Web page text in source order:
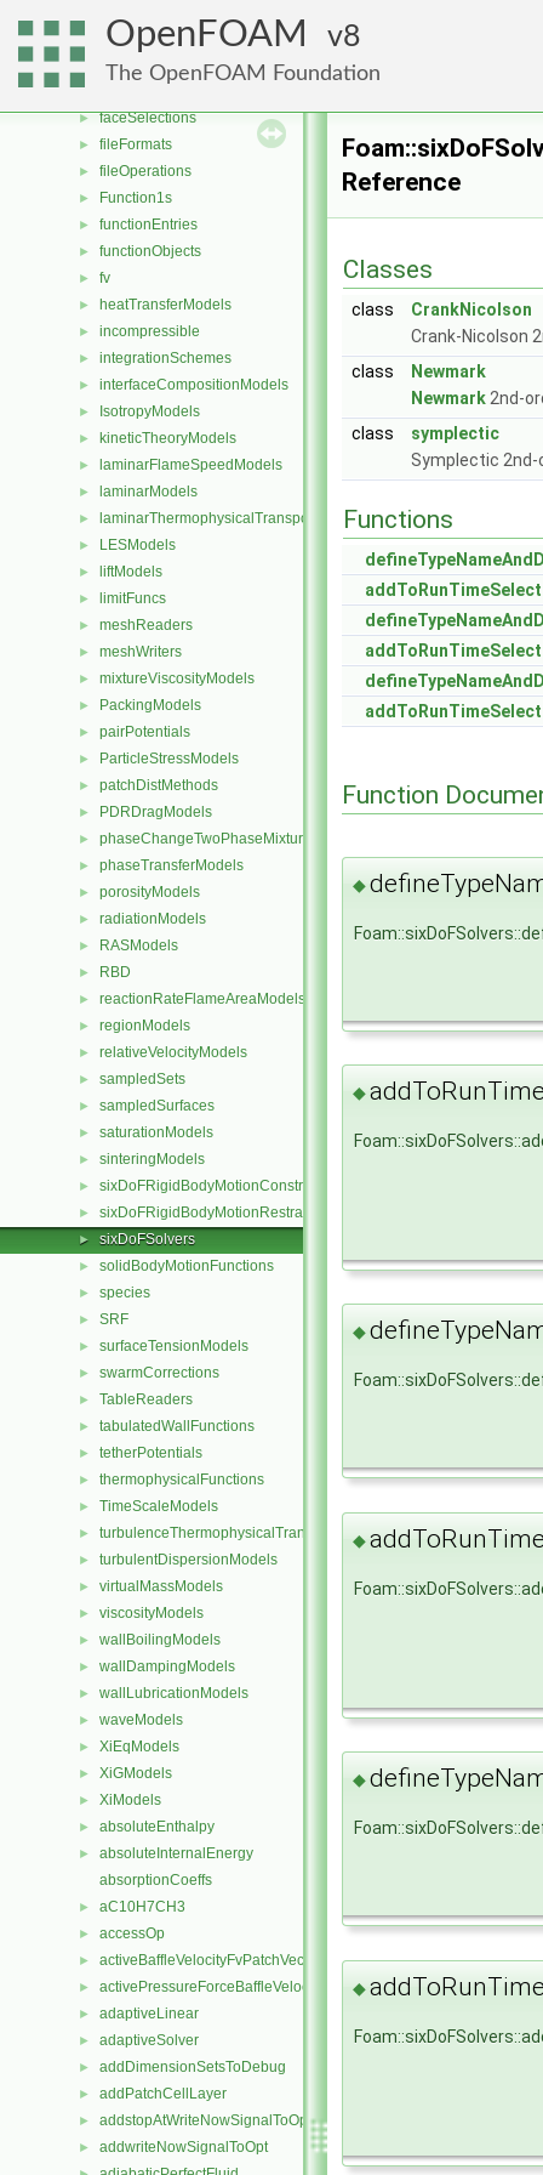
OpenFOAM 8
The OpenFOAM Foundation
► dragModels
► energyScalingFunctions
►
► faceSelections
► fileFormats
► fileOperations
► Function1s
► functionEntries
► functionObjects
► fv
► heatTransferModels
► incompressible
► integrationSchemes
► interfaceCompositionModels
► IsotropyModels
► kineticTheoryModels
► laminarFlameSpeedModels
► laminarModels
► laminarThermophysicalTransportModels
► LESModels
► liftModels
► limitFuncs
► meshReaders
► meshWriters
► mixtureViscosityModels
► PackingModels
► pairPotentials
► ParticleStressModels
► patchDistMethods
► PDRDragModels
► phaseChangeTwoPhaseMixtures
► phaseTransferModels
► porosityModels
► radiationModels
► RASModels
► RBD
► reactionRateFlameAreaModels
► regionModels
► relativeVelocityModels
► sampledSets
► sampledSurfaces
► saturationModels
► sinteringModels
► sixDoFRigidBodyMotionConstraints
► sixDoFRigidBodyMotionRestraints
► sixDoFSolvers
► solidBodyMotionFunctions
► species
► SRF
► surfaceTensionModels
► swarmCorrections
► TableReaders
► tabulatedWallFunctions
► tetherPotentials
► thermophysicalFunctions
► TimeScaleModels
► turbulenceThermophysicalTransportModels
► turbulentDispersionModels
► virtualMassModels
► viscosityModels
► wallBoilingModels
► wallDampingModels
► wallLubricationModels
► waveModels
► XiEqModels
► XiGModels
► XiModels
► absoluteEnthalpy
►
absoluteInternalEnergy
absorptionCoeffs
► aC10H7CH3
► accessOp
► activeBaffleVelocityFvPatchVectorField
► activePressureForceBaffleVelocityFvPatchVectorField
► adaptiveLinear
► adaptiveSolver
► addDimensionSetsToDebug
► addPatchCellLayer
► addstopAtWriteNowSignalToOpt
► addwriteNowSignalToOpt
Reference
Classes
class
CrankNicolson
Crank-Nicolson
class
Newmark
Newmark 2nd-
class
symplectic
Symplectic
Functions
Function
◆
◆
◆
◆
◆
◆